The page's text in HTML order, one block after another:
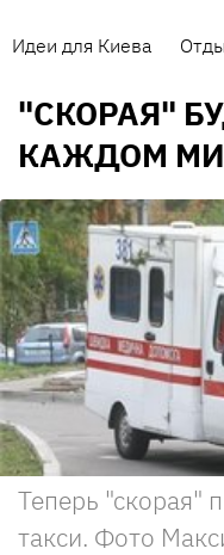
Идеи для Киева
"СКОРАЯ"
КАЖДОМ
Теперь "скорая"
такси. Фото